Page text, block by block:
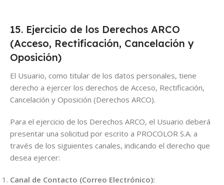
15. Ejercicio de los Derechos ARCO
(Acceso, Rectificación, Cancelación y
Oposición)
El Usuario, como titular de los datos personales, tiene
derecho a ejercer los derechos de Acceso, Rectificación,
Cancelación y Oposición (Derechos ARCO).
Para el ejercicio de los Derechos ARCO, el Usuario deberá
presentar una solicitud por escrito a PROCOLOR S.A. a
través de los siguientes canales, indicando el derecho que
desea ejercer:
Canal de Contacto (Correo Electrónico):